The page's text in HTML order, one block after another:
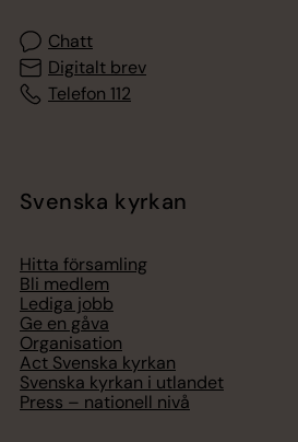
Chatt
Digitalt brev
Telefon 112
Svenska kyrkan
Hitta församling
Bli medlem
Lediga jobb
Ge en gåva
Organisation
Act Svenska kyrkan
Svenska kyrkan i utlandet
Press – nationell nivå